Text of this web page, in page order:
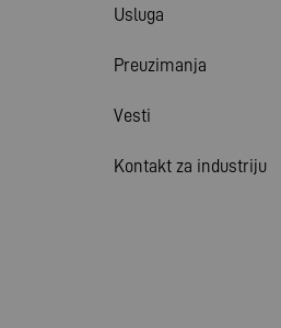
Usluga
Preuzimanja
Vesti
Kontakt za industriju